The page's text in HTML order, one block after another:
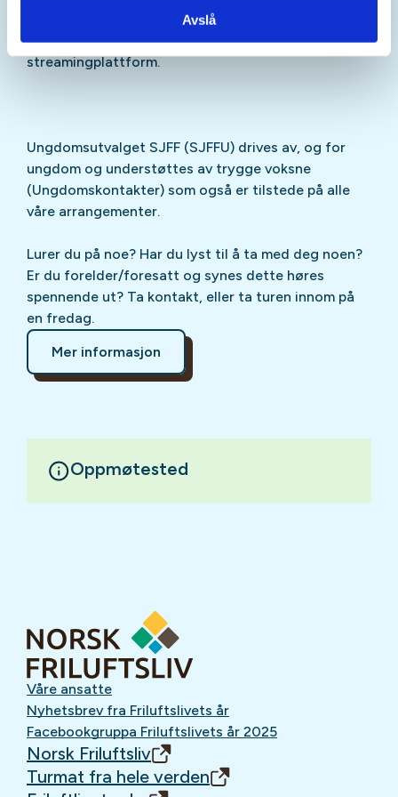
Avslå
påInstagram
TikTokog vår egenpodcastpå din favoritt-
streamingplattform.
Ungdomsutvalget SJFF (SJFFU) drives av, og for
ungdom og understøttes av trygge voksne
(Ungdomskontakter) som også er tilstede på alle
våre arrangementer.
Lurer du på noe? Har du lyst til å ta med deg noen?
Er du forelder/foresatt og synes dette høres
spennende ut? Ta kontakt, eller ta turen innom på
en fredag.
Mer informasjon
Oppmøtested
Våre ansatte
Nyhetsbrev fra Friluftslivets år
Facebookgruppa Friluftslivets år 2025
Norsk Friluftsliv
Turmat fra hele verden